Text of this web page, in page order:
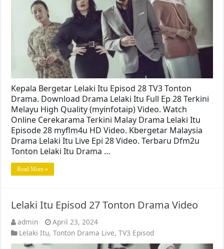
Kepala Bergetar Lelaki Itu Episod 28 TV3 Tonton
Drama. Download Drama Lelaki Itu Full Ep 28 Terkini
Melayu High Quality (myinfotaip) Video. Watch
Online Cerekarama Terkini Malay Drama Lelaki Itu
Episode 28 myflm4u HD Video. Kbergetar Malaysia
Drama Lelaki Itu Live Epi 28 Video. Terbaru Dfm2u
Tonton Lelaki Itu Drama …
Read More »
Lelaki Itu Episod 27 Tonton Drama Video
admin
April 23, 2024
Lelaki Itu,Tonton Drama Live,TV3 Episod